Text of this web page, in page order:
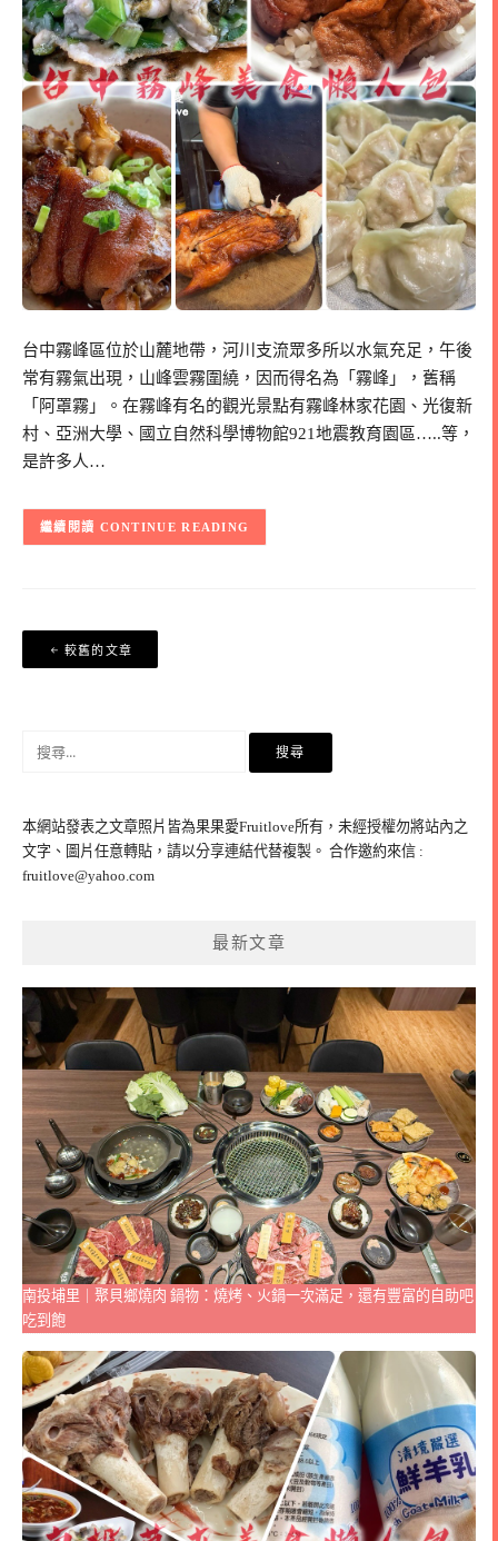
台中霧峰區位於山麓地帶，河川支流眾多所以水氣充足，午後
常有霧氣出現，山峰雲霧圍繞，因而得名為「霧峰」，舊稱
「阿罩霧」。在霧峰有名的觀光景點有霧峰林家花園、光復新
村、亞洲大學、國立自然科學博物館921地震教育園區…..等，
是許多人…
CONTINUE READING
文
章
覽
較舊的文章
鍵
字:
本網站發表之文章照片皆為果果愛Fruitlove所有，未經授權勿將站內之
文字、圖片任意轉貼，請以分享連結代替複製。 合作邀約來信 :
fruitlove@yahoo.com
最新文章
南投埔里｜聚貝鄉燒肉 鍋物：燒烤、火鍋一次滿足，還有豐富的自助吧
吃到飽